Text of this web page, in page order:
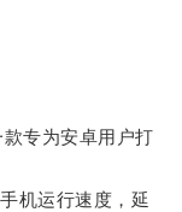
专为安卓用户打
机运行速度，延